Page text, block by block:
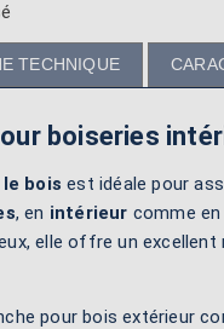
TECHNIQUE
boiseries
bois est idéale pour
, en intérieur comme en
elle offre un
pour bois extérieur